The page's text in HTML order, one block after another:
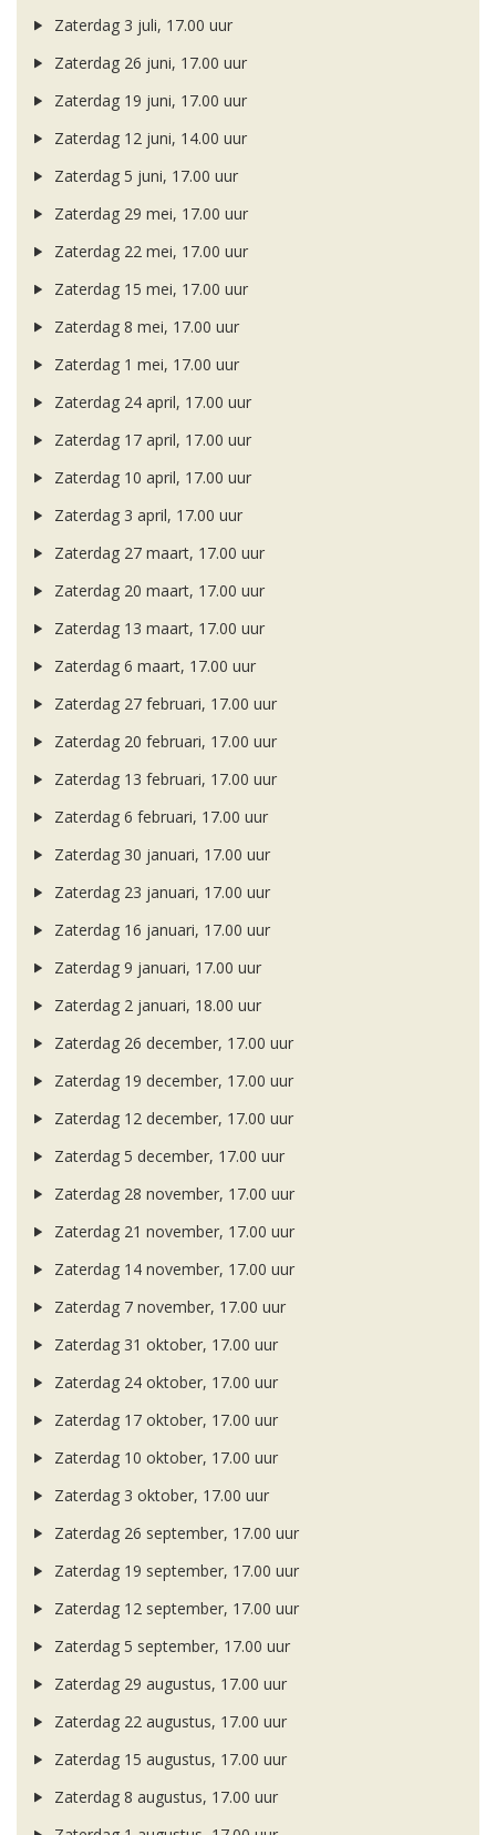
Zaterdag 3 juli, 17.00 uur
Zaterdag 26 juni, 17.00 uur
Zaterdag 19 juni, 17.00 uur
Zaterdag 12 juni, 14.00 uur
Zaterdag 5 juni, 17.00 uur
Zaterdag 29 mei, 17.00 uur
Zaterdag 22 mei, 17.00 uur
Zaterdag 15 mei, 17.00 uur
Zaterdag 8 mei, 17.00 uur
Zaterdag 1 mei, 17.00 uur
Zaterdag 24 april, 17.00 uur
Zaterdag 17 april, 17.00 uur
Zaterdag 10 april, 17.00 uur
Zaterdag 3 april, 17.00 uur
Zaterdag 27 maart, 17.00 uur
Zaterdag 20 maart, 17.00 uur
Zaterdag 13 maart, 17.00 uur
Zaterdag 6 maart, 17.00 uur
Zaterdag 27 februari, 17.00 uur
Zaterdag 20 februari, 17.00 uur
Zaterdag 13 februari, 17.00 uur
Zaterdag 6 februari, 17.00 uur
Zaterdag 30 januari, 17.00 uur
Zaterdag 23 januari, 17.00 uur
Zaterdag 16 januari, 17.00 uur
Zaterdag 9 januari, 17.00 uur
Zaterdag 2 januari, 18.00 uur
Zaterdag 26 december, 17.00 uur
Zaterdag 19 december, 17.00 uur
Zaterdag 12 december, 17.00 uur
Zaterdag 5 december, 17.00 uur
Zaterdag 28 november, 17.00 uur
Zaterdag 21 november, 17.00 uur
Zaterdag 14 november, 17.00 uur
Zaterdag 7 november, 17.00 uur
Zaterdag 31 oktober, 17.00 uur
Zaterdag 24 oktober, 17.00 uur
Zaterdag 17 oktober, 17.00 uur
Zaterdag 10 oktober, 17.00 uur
Zaterdag 3 oktober, 17.00 uur
Zaterdag 26 september, 17.00 uur
Zaterdag 19 september, 17.00 uur
Zaterdag 12 september, 17.00 uur
Zaterdag 5 september, 17.00 uur
Zaterdag 29 augustus, 17.00 uur
Zaterdag 22 augustus, 17.00 uur
Zaterdag 15 augustus, 17.00 uur
Zaterdag 8 augustus, 17.00 uur